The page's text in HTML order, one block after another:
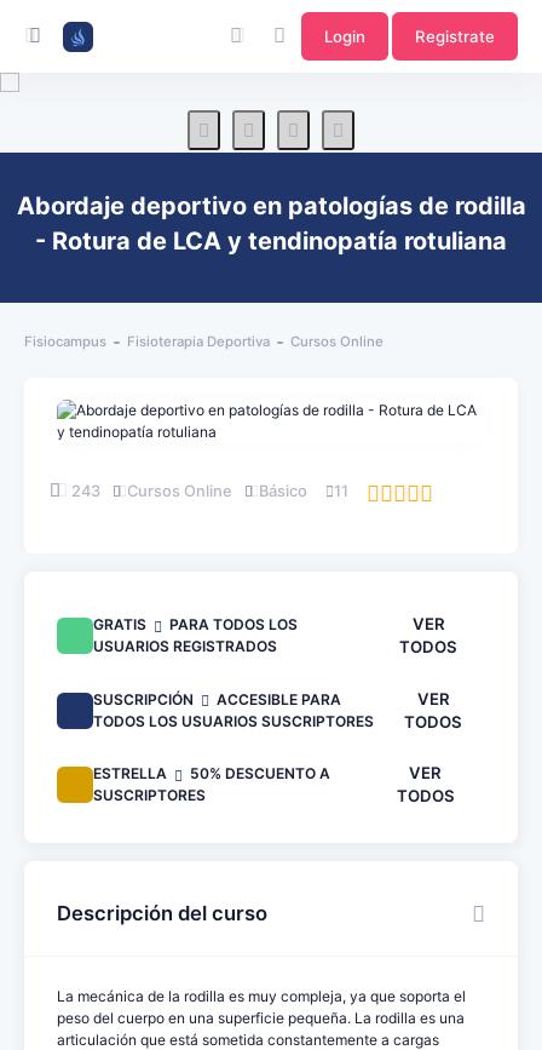
Login Registrate
Abordaje deportivo en patologías de rodilla
- Rotura de LCA y tendinopatía rotuliana
Fisiocampus Fisioterapia Deportiva Cursos Online
243 Cursos Online Básico 11
GRATIS
PARA TODOS LOS
USUARIOS REGISTRADOS
VER
TODOS
SUSCRIPCIÓN
ACCESIBLE PARA
TODOS LOS USUARIOS SUSCRIPTORES
VER
TODOS
ESTRELLA
50% DESCUENTO A
SUSCRIPTORES
VER
TODOS
Descripción del curso
La mecánica de la rodilla es muy compleja, ya que soporta el
peso del cuerpo en una superficie pequeña. La rodilla es una
articulación que está sometida constantemente a cargas